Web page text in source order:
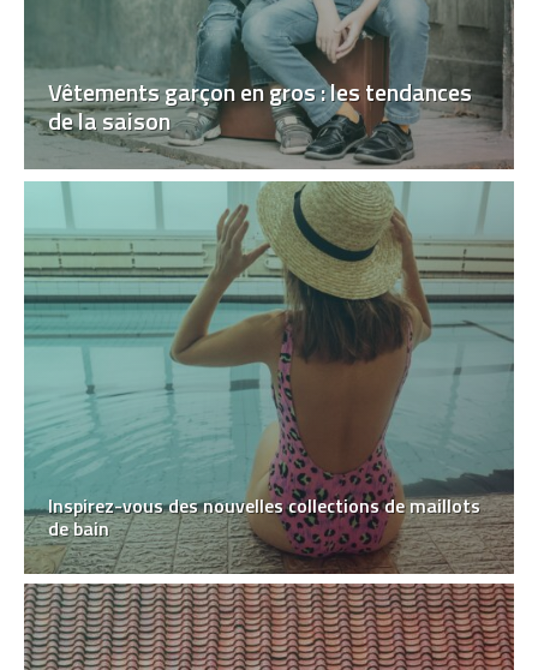
Vêtements garçon en gros : les tendances
de la saison
Inspirez-vous des nouvelles collections de maillots
de bain